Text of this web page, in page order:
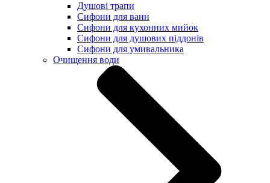
Душові трапи
Сифони для ванн
Сифони для кухонних мийок
Сифони для душових піддонів
Сифони для умивальника
Очищення води